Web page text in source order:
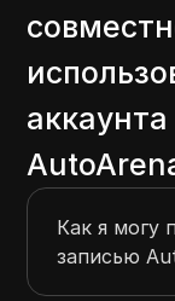
аккаунта
Как я могу
записью